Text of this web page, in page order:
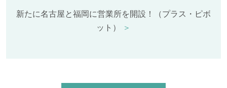
新たに名古屋と福岡に営業所を開設！（プラス・ピボ
ット）
＞